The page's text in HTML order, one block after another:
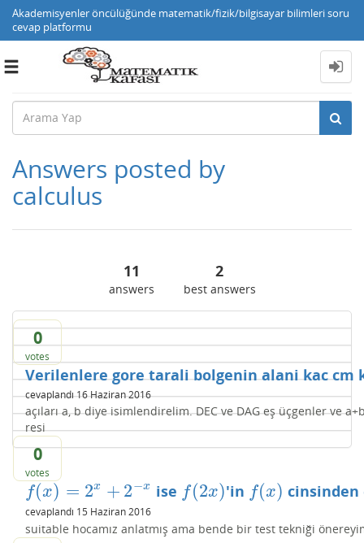
Akademisyenler öncülüğünde matematik/fizik/bilgisayar bilimleri soru
cevap platformu
Toggle
Answers posted by
calculus
11
answers
2
best answers
0
votes
Verilenlere gore tarali bolgenin alani kac cm
cevaplandı16 Haziran 2016
açıları a, b diye isimlendirelim. DEC ve DAG eş üçgenler ve
resi
0
votes
f(x) = 2x + 2−x
f(x)=2 x+2 −x ise f(2x)
f(2x) 'in f(x)
f(x)
cevaplandı 15 Haziran 2016
suitable hocamız anlatmış ama bende bir test tekniği